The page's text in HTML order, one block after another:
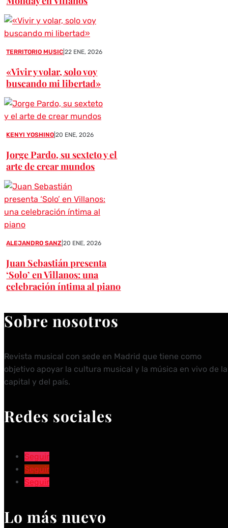
TERRITORIO MUSIC |22 ENE, 2026
«Vivir y volar, solo voy
buscando mi libertad»
KENYI YOSHINO |20 ENE, 2026
Jorge Pardo, su sexteto y el
arte de crear mundos
ALEJANDRO SANZ |20 ENE, 2026
Juan Sebastián presenta
‘Solo’ en Villanos: una
celebración íntima al piano
Sobre nosotros
Revista musical con sede en Madrid que tiene como
objetivo apoyar la cultura musical y la música en vivo de la
capital y del país.
Redes sociales
Seguir
Seguir
Seguir
Lo más nuevo